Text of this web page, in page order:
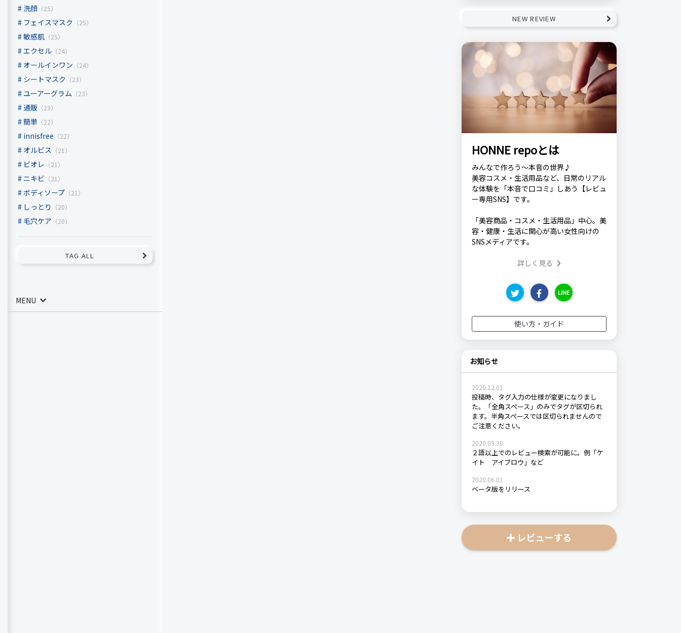
洗顔 （25）
フェイスマスク （25）
敏感肌 （25）
エクセル （24）
オールインワン （24）
シートマスク （23）
ユーアーグラム （23）
通販 （23）
簡単 （22）
innisfree （22）
オルビス （21）
ビオレ （21）
ニキビ （21）
ボディソープ （21）
しっとり （20）
毛穴ケア （20）
TAG ALL
MENU
NEW REVIEW
HONNE repoとは
みんなで作ろう～本音の世界♪
美容コスメ・生活用品など、日常のリアル
な体験を「本音で口コミ」しあう【レビュ
ー専用SNS】です。
「美容商品・コスメ・生活用品」中心。美
容・健康・生活に関心が高い女性向けの
SNSメディアです。
詳しく見る
LINE
使い方・ガイド
お知らせ
2020.12.01
投稿時、タグ入力の仕様が変更になりまし
た。「全角スペース」のみでタグが区切られ
ます。半角スペースでは区切られませんので
ご注意ください。
2020.09.30
２語以上でのレビュー検索が可能に。例「ケ
イト アイブロウ」など
2020.06.01
ベータ版をリリース
レビューする